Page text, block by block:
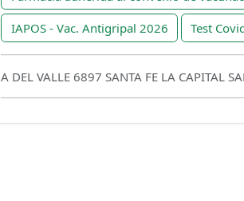
IAPOS - Vac. Antigripal 2026 Test
A DEL VALLE 6897 SANTA FE LA CAPITAL